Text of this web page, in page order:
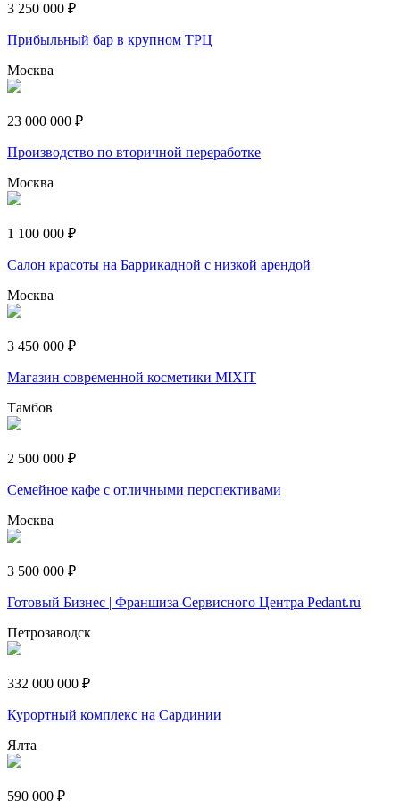
3 250 000 ₽
Прибыльный бар в крупном ТРЦ
Москва
23 000 000 ₽
Производство по вторичной переработке
Москва
1 100 000 ₽
Салон красоты на Баррикадной с низкой арендой
Москва
3 450 000 ₽
Магазин современной косметики MIXIT
Тамбов
2 500 000 ₽
Семейное кафе с отличными перспективами
Москва
3 500 000 ₽
Готовый Бизнес | Франшиза Сервисного Центра Pedant.ru
Петрозаводск
332 000 000 ₽
Курортный комплекс на Сардинии
Ялта
590 000 ₽